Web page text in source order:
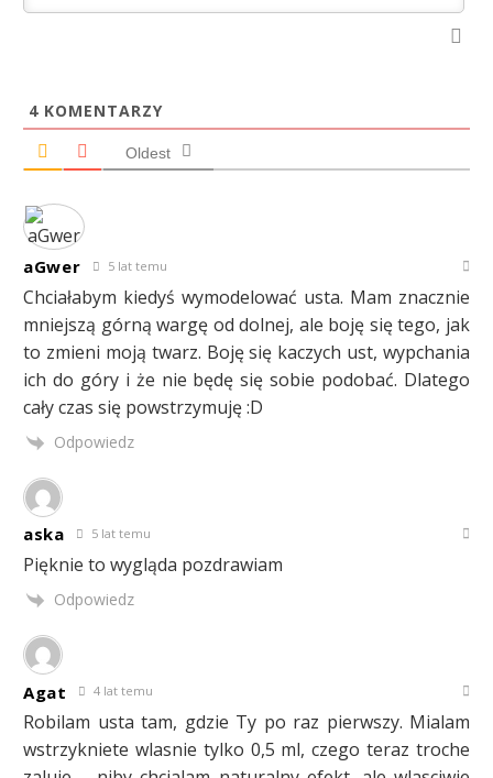
4 KOMENTARZY
Oldest
aGwer 5 lat temu
Chciałabym kiedyś wymodelować usta. Mam znacznie
mniejszą górną wargę od dolnej, ale boję się tego, jak
to zmieni moją twarz. Boję się kaczych ust, wypchania
ich do góry i że nie będę się sobie podobać. Dlatego
cały czas się powstrzymuję :D
Odpowiedz
aska 5 lat temu
Pięknie to wygląda pozdrawiam
Odpowiedz
Agat 4 lat temu
Robilam usta tam, gdzie Ty po raz pierwszy. Mialam
wstrzykniete wlasnie tylko 0,5 ml, czego teraz troche